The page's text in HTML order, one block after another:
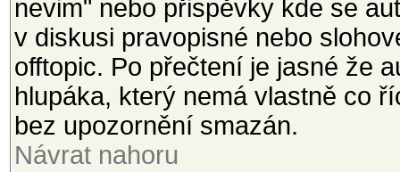
nevim" nebo přispěvky kde se
v diskusi pravopisné nebo
offtopic. Po přečtení je jasné že
hlupáka, který nemá vlastně co
bez upozornění smazán.
Návrat nahoru